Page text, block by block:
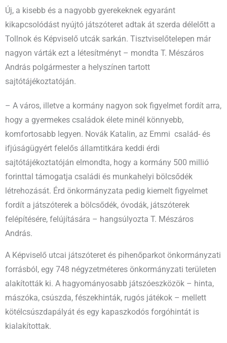
Új, a kisebb és a nagyobb gyerekeknek egyaránt
kikapcsolódást nyújtó játszóteret adtak át szerda délelőtt a
Tollnok és Képviselő utcák sarkán. Tisztviselőtelepen már
nagyon várták ezt a létesítményt – mondta T. Mészáros
András polgármester a helyszínen tartott
sajtótájékoztatóján.
– A város, illetve a kormány nagyon sok figyelmet fordít arra,
hogy a gyermekes családok élete minél könnyebb,
komfortosabb legyen. Novák Katalin, az Emmi család- és
ifjúságügyért felelős államtitkára keddi érdi
sajtótájékoztatóján elmondta, hogy a kormány 500 millió
forinttal támogatja családi és munkahelyi bölcsődék
létrehozását. Érd önkormányzata pedig kiemelt figyelmet
fordít a játszóterek a bölcsődék, óvodák, játszóterek
felépítésére, felújítására – hangsúlyozta T. Mészáros
András.
A Képviselő utcai játszóteret és pihenőparkot önkormányzati
forrásból, egy 748 négyzetméteres önkormányzati területen
alakították ki. A hagyományosabb játszóeszközök – hinta,
mászóka, csúszda, fészekhinták, rugós játékok – mellett
kötélcsúszdapályát és egy kapaszkodós forgóhintát is
kialakítottak.